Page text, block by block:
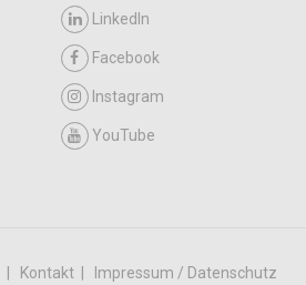
LinkedIn
Facebook
Instagram
YouTube
Kontakt Impressum / Datenschutz